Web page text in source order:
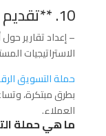
10. **تقديم التقارير**
– إعداد تقارير حول
الاستراتيجيات
حملة التسويق
بطرق مبتكرة،
العملاء.
ما هي حملة